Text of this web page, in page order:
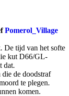
Pomerol_Village
De tijd van het softe
kut D66/GL-
dat.
de doodstraf
te plegen.
komen.